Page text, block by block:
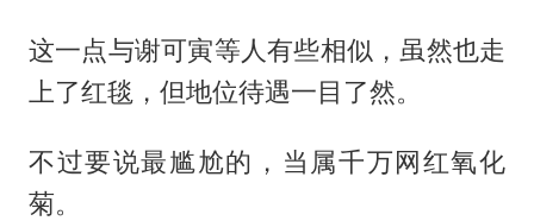
这一点与谢可寅等人有些相似，虽然也走
上了红毯，但地位待遇一目了然。
不过要说最尴尬的，当属千万网红氧化
菊。